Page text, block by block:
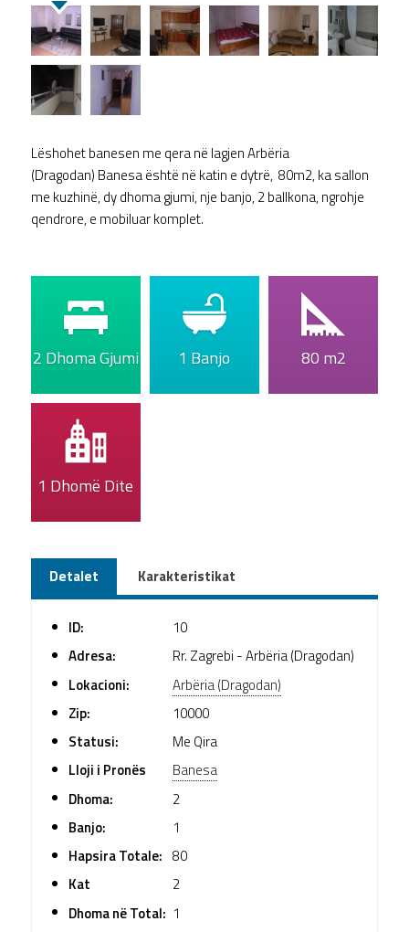
Lëshohet banesen me qera në lagjen Arbëria
(Dragodan) Banesa është në katin e dytrë, 80m2, ka sallon
me kuzhinë, dy dhoma gjumi, nje banjo, 2 ballkona, ngrohje
qendrore, e mobiluar komplet.
2 Dhoma Gjumi 1 Banjo 80 m2
1 Dhomë Dite
Detalet Karakteristikat
ID:
10
Adresa:
Rr. Zagrebi - Arbëria (Dragodan)
Lokacioni:
Arbëria (Dragodan)
Zip:
10000
Statusi:
Me Qira
Lloji i Pronës
Banesa
Dhoma:
2
Banjo:
1
Hapsira Totale: 80
Kat
2
Dhoma në Total: 1